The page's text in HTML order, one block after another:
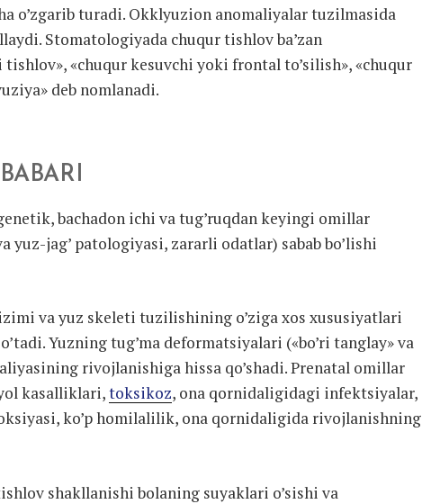
o’zgarib turadi. Okklyuzion anomaliyalar tuzilmasida
Stomatologiyada chuqur tishlov ba’zan
«chuqur kesuvchi yoki frontal to’silish», «chuqur
deb nomlanadi.
bachadon ichi va tug’ruqdan keyingi omillar
jag’ patologiyasi, zararli odatlar) sabab bo’lishi
va yuz skeleti tuzilishining o’ziga xos xususiyatlari
Yuzning tug’ma deformatsiyalari («bo’ri tanglay» va
rivojlanishiga hissa qo’shadi. Prenatal omillar
kasalliklari,toksikoz, ona qornidaligidagi infektsiyalar,
ko’p homilalilik, ona qornidaligida rivojlanishning
shakllanishi bolaning suyaklari o’sishi va